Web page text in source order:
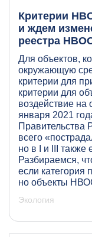
Критерии
и ждем
реестра
Для объектов,
окружающую
критерии для
критерии для
воздействие
января 2021
всего
но в I и III также
Разбираемся,
если категория
но объекты
Экология